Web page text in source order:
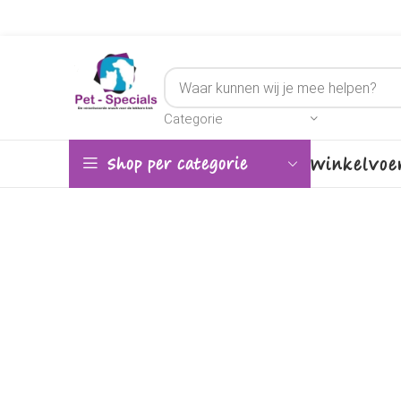
Categorie
Shop per categorie Winkel